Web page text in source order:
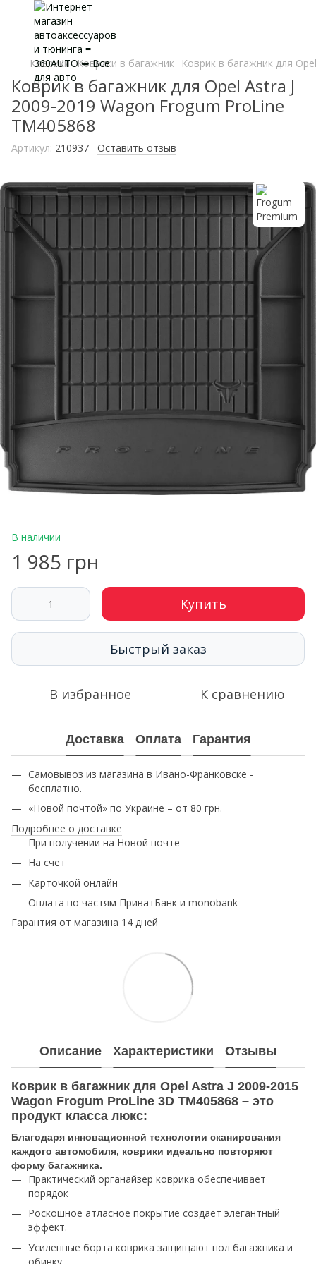
Коврики Коврики в багажник Коврик в багажник для
Коврик в багажник для Opel Astra J
2009-2019 Wagon Frogum ProLine
TM405868
Артикул: 210937 Оставить отзыв
В наличии
1 985 грн
Купить
Быстрый заказ
В избранное К сравнению
Доставка Оплата Гарантия
Самовывоз из магазина в Ивано-Франковске -
бесплатно.
«Новой почтой» по Украине – от 80 грн.
Подробнее о доставке
При получении на Новой почте
На счет
Карточкой онлайн
Оплата по частям ПриватБанк и monobank
Гарантия от магазина 14 дней
Описание Характеристики Отзывы
Коврик в багажник для Opel Astra J 2009-2015
Wagon Frogum ProLine 3D TM405868 – это
продукт класса люкс:
Благодаря инновационной технологии сканирования
каждого автомобиля, коврики идеально повторяют
форму багажника.
Практический органайзер коврика обеспечивает
порядок
Роскошное атласное покрытие создает элегантный
эффект.
Усиленные борта коврика защищают пол багажника и
обивку.